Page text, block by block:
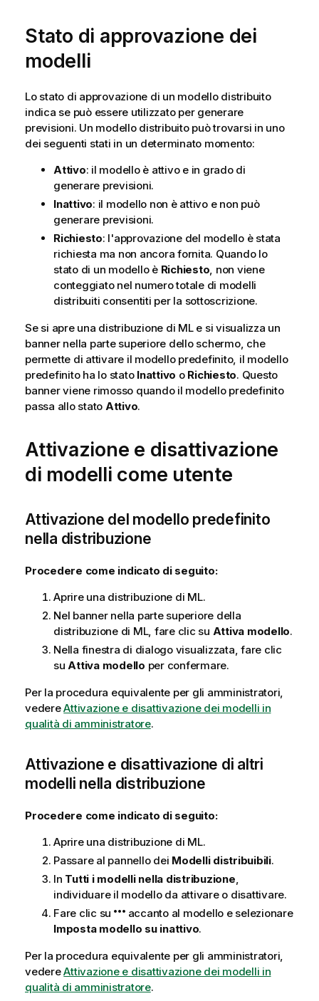
Stato di approvazione dei
modelli
Lo stato di approvazione di un modello distribuito
indica se può essere utilizzato per generare
previsioni. Un modello distribuito può trovarsi in uno
dei seguenti stati in un determinato momento:
Attivo: il modello è attivo e in grado di
generare previsioni.
Inattivo: il modello non è attivo e non può
generare previsioni.
Richiesto: l'approvazione del modello è stata
richiesta ma non ancora fornita. Quando lo
stato di un modello è Richiesto, non viene
conteggiato nel numero totale di modelli
distribuiti consentiti per la sottoscrizione.
Se si apre una distribuzione di ML e si visualizza un
banner nella parte superiore dello schermo, che
permette di attivare il modello predefinito, il modello
predefinito ha lo stato Inattivo o Richiesto. Questo
banner viene rimosso quando il modello predefinito
passa allo stato Attivo.
Attivazione e disattivazione
di modelli come utente
Attivazione del modello predefinito
nella distribuzione
Procedere come indicato di seguito:
Aprire una distribuzione di ML.
Nel banner nella parte superiore della
distribuzione di ML, fare clic su Attiva modello.
Nella finestra di dialogo visualizzata, fare clic
suAttiva modello per confermare.
Per la procedura equivalente per gli amministratori,
vedereAttivazione e disattivazione dei modelli in
qualità di amministratore.
Attivazione e disattivazione di altri
modelli nella distribuzione
Procedere come indicato di seguito:
Aprire una distribuzione di ML.
Passare al pannello dei Modelli distribuibili.
In Tutti i modelli nella distribuzione,
individuare il modello da attivare o disattivare.
Fare clic su
accanto al modello e selezionare
Imposta modello su inattivo.
Per la procedura equivalente per gli amministratori,
vedereAttivazione e disattivazione dei modelli in
qualità di amministratore.